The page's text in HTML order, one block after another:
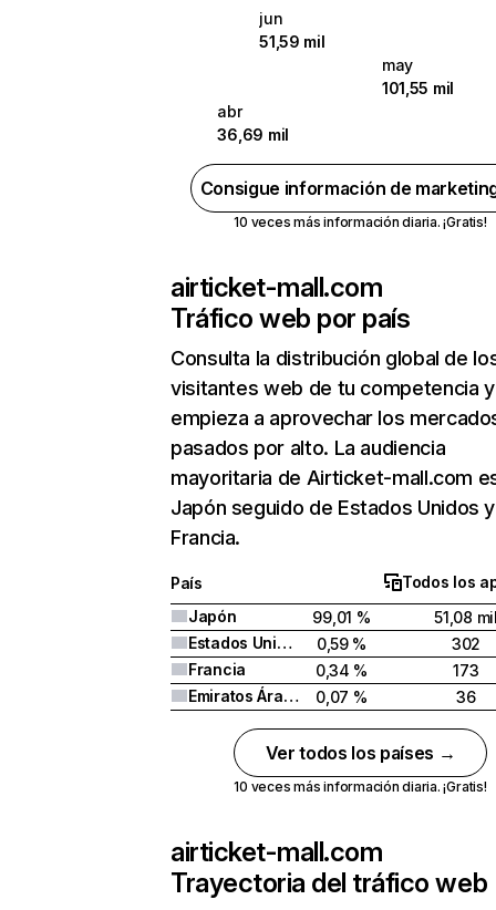
jun
51,59 mil
may
101,55 mil
abr
36,69 mil
Consigue información de
10 veces más información diaria. ¡Gratis!
airticket-mall.com
Tráfico web por país
Consulta la distribución global de
visitantes web de tu competencia y
empieza a aprovechar los
pasados por alto. La audiencia
mayoritaria de Airticket-mall.com
Japón seguido de Estados Unidos y
Francia.
País
Todos los
Japón
99,01 %
51,08
Estados Unidos
0,59 %
302
Francia
0,34 %
173
Emiratos Árabes Unidos
0,07 % 36
Ver todos los países →
10 veces más información diaria. ¡Gratis!
airticket-mall.com
Trayectoria del tráfico web